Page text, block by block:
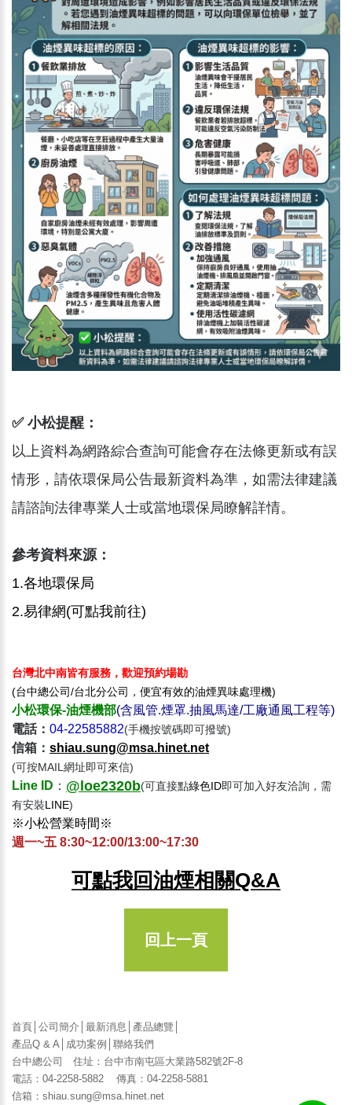
✅ 小松提醒：
以上資料為網路綜合查詢可能會存在法條更新或有誤
情形，請依環保局公告最新資料為準，如需法律建議
請諮詢法律專業人士或當地環保局瞭解詳情。
參考資料來源：
1.各地環保局
2.易律網(可點我前往)
台灣北中南皆有服務，歡迎預約場勘
(台中總公司/台北分公司，便宜有效的油煙異味處理機)
小松環保-油煙機部(含風管.煙罩.抽風馬達/工廠通風工程等)
電話： 04-22585882(手機按號碼即可撥號)
信箱：​ shiau.sung@msa.hinet.net
(可按MAIL網址即可來信)
Line ID ： @loe2320b(可直接點綠色ID即可加入好友洽詢，需
有安裝LINE)
※小松營業時間※
週一~五 8:30~12:00/13:00~17:30
可點我回油煙相關Q&A
回上一頁
首頁 公司簡介 最新消息 產品總覽
產品Q & A
成功案例
聯絡我們
台中總公司 住址：台中市南屯區大業路582號2F-8
電話：04-2258-5882 傳真：04-2258-5881
信箱：shiau.sung@msa.hinet.net